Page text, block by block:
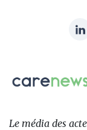
sur:
Carenews,
Le
des
Le média des